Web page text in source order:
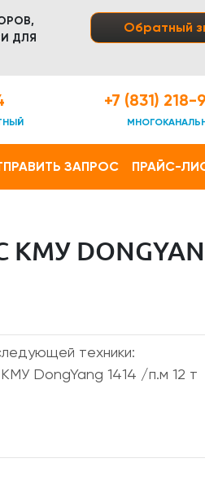
ДЛЯ
Обратный
+7 (831)
ЗАПРОС ПРАЙС-